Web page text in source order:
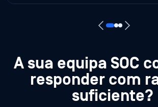
A sua equipa SOC
responder com
suficiente?